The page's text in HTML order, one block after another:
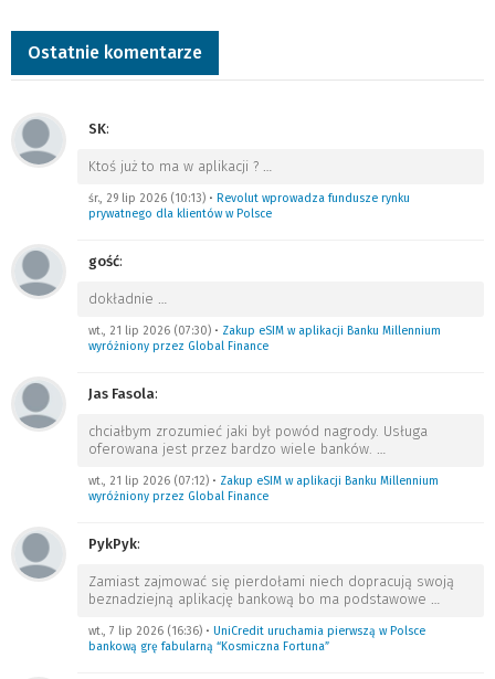
Ostatnie komentarze
SK:
Ktoś już to ma w aplikacji ?
śr., 29 lip 2026 (10:13) • Revolut wprowadza fundusze rynku
prywatnego dla klientów w Polsce
gość:
dokładnie
wt., 21 lip 2026 (07:30) • Zakup eSIM w aplikacji Banku Millennium
wyróżniony przez Global Finance
Jas Fasola:
chciałbym zrozumieć jaki był powód nagrody. Usługa
oferowana jest przez bardzo wiele banków.
wt., 21 lip 2026 (07:12) • Zakup eSIM w aplikacji Banku Millennium
wyróżniony przez Global Finance
PykPyk:
Zamiast zajmować się pierdołami niech dopracują swoją
beznadziejną aplikację bankową bo ma podstawowe
wt., 7 lip 2026 (16:36) • UniCredit uruchamia pierwszą w Polsce
bankową grę fabularną “Kosmiczna Fortuna”